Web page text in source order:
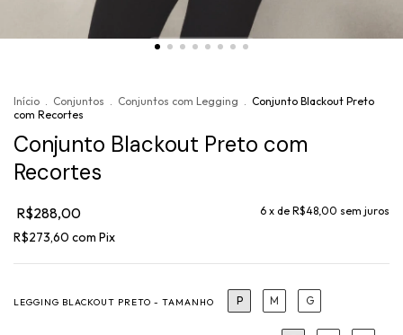
Início . Conjuntos . Conjuntos com Legging . Conjunto Blackout Preto
com Recortes
Conjunto Blackout Preto com
Recortes
R$288,00 6 x de R$48,00 sem juros
R$273,60 com Pix
LEGGING BLACKOUT PRETO - TAMANHO P M G